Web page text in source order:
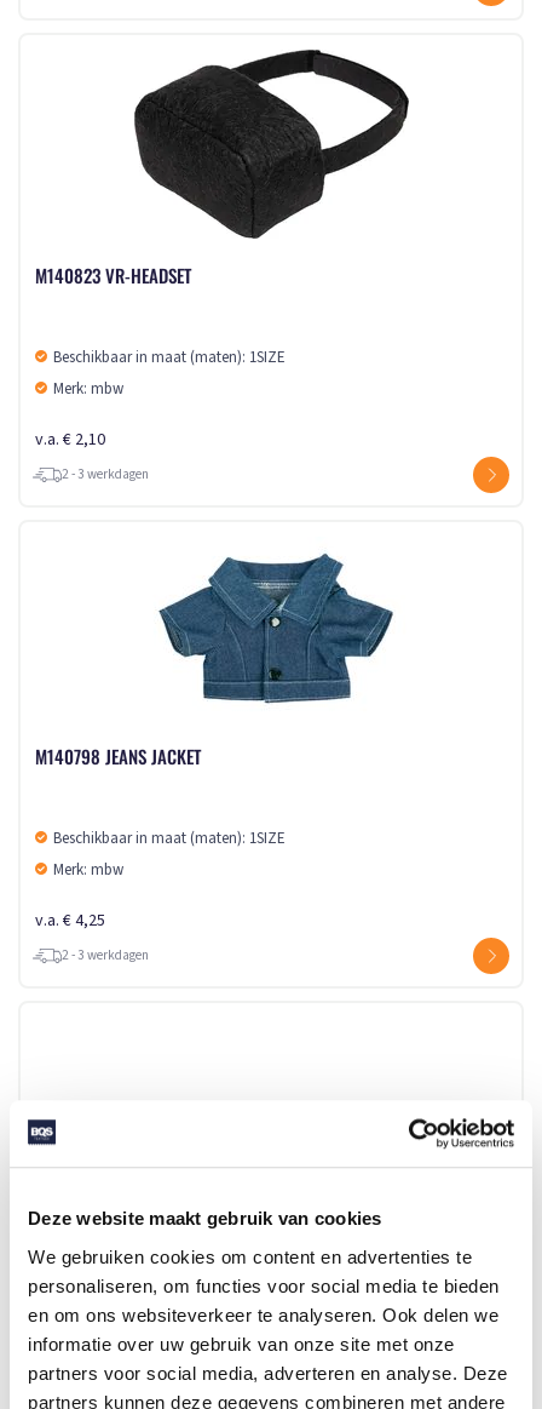
Deze website maakt gebruik van cookies
We gebruiken cookies om content en advertenties te
personaliseren, om functies voor social media te bieden
en om ons websiteverkeer te analyseren. Ook delen we
informatie over uw gebruik van onze site met onze
partners voor social media, adverteren en analyse. Deze
partners kunnen deze gegevens combineren met andere
M140823 VR-HEADSET
Beschikbaar in maat (maten): 1SIZE
Merk: mbw
v.a. € 2,10
2 - 3 werkdagen
M140798 JEANS JACKET
Beschikbaar in maat (maten): 1SIZE
Merk: mbw
v.a. € 4,25
2 - 3 werkdagen
M140828 SUNGLASSES